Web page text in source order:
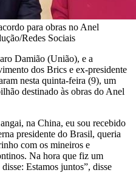
para obras no Anel
Redes Sociais
Damião (União), e a
dos Brics e ex-presidente
nesta quinta-feira (9), um
destinado às obras do Anel
na China, eu sou recebido
presidente do Brasil, queria
com os mineiros e
Na hora que fiz um
Estamos juntos”, disse